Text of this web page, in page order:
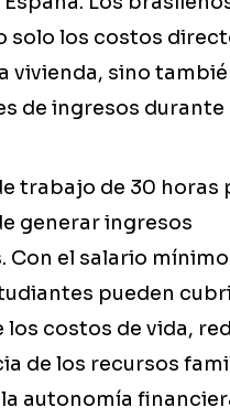
solo los costos
vivienda, sino
de ingresos durante
trabajo de 30 horas
generar ingresos
Con el salario
pueden
los costos de vida,
de los recursos
autonomía